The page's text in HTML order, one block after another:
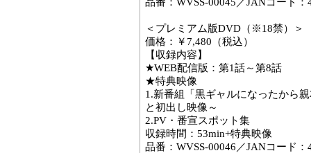
＜プレミアム版DVD（※18禁）＞
価格：￥7,480（税込）
【収録内容】
★WEB配信版：第1話～第8話
★特典映像
1.新番組「黒ギャルになったから
と初出し映像～
2.PV・番宣スポット集
収録時間：53min+特典映像
品番：WVSS-00046／JANコード：